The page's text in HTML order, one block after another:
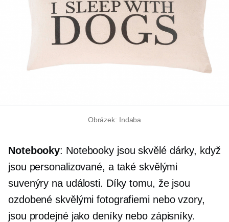
Obrázek: Indaba
Notebooky: Notebooky jsou skvělé dárky, když
jsou personalizované, a také skvělými
suvenýry na události. Díky tomu, že jsou
ozdobené skvělými fotografiemi nebo vzory,
jsou prodejné jako deníky nebo zápisníky.